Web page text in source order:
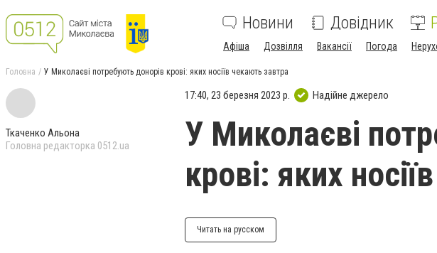
Новини Довідник
Афіша Дозвілля Вакансії Погода
Головна У Миколаєві потребують донорів крові: яких носіїв чекають завтра
Ткаченко Альона
Головна редакторка 0512.ua
17:40, 23 березня 2023 р. Надійне джерело
У Миколаєві
крові: яких
Читать на русском